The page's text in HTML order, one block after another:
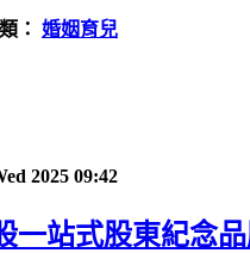
： 婚姻育兒
2025 09:42
一站式股東紀念